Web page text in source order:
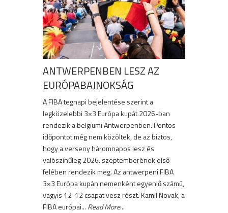
ANTWERPENBEN LESZ AZ
EURÓPABAJNOKSÁG
A FIBA tegnapi bejelentése szerint a
legközelebbi 3×3 Európa kupát 2026-ban
rendezik a belgiumi Antwerpenben. Pontos
időpontot még nem közöltek, de az biztos,
hogy a verseny háromnapos lesz és
valószínűleg 2026. szeptemberének első
felében rendezik meg. Az antwerpeni FIBA
3×3 Európa kupán nemenként egyenlő számú,
vagyis 12-12 csapat vesz részt. Kamil Novak, a
FIBA európai... Read More...